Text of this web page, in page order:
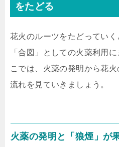
をたどる
花火のルーツをたどっていく
「合図」としての火薬利用
こでは、火薬の発明から花
流れを見ていきましょう。
火薬の発明と「狼煙」が